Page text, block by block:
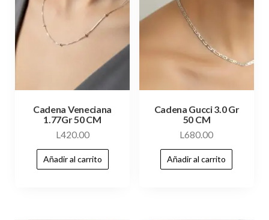
Cadena Veneciana
1.77Gr 50 CM
L420.00
Añadir al carrito
Cadena Gucci 3.0 Gr
50 CM
L680.00
Añadir al carrito